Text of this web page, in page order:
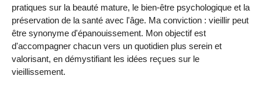
pratiques sur la beauté mature, le bien-être psychologique et la
préservation de la santé avec l'âge. Ma conviction : vieillir peut
être synonyme d'épanouissement. Mon objectif est
d'accompagner chacun vers un quotidien plus serein et
valorisant, en démystifiant les idées reçues sur le
vieillissement.